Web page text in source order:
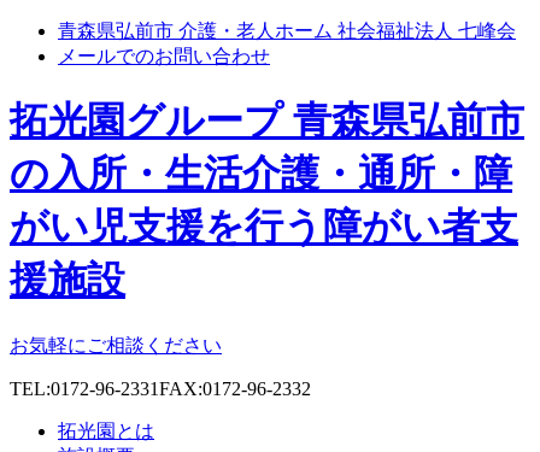
青森県弘前市 介護・老人ホーム 社会福祉法人 七峰会
メールでのお問い合わせ
拓光園グループ 青森県弘前市
の入所・生活介護・通所・障
がい児支援を行う障がい者支
援施設
お気軽にご相談ください
TEL:0172-96-2331FAX:0172-96-2332
拓光園とは